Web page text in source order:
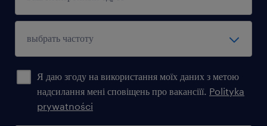
Я даю згоду на використання моїх даних з метою
надсилання мені сповіщень про вакансіїї. Polityka
prywatności